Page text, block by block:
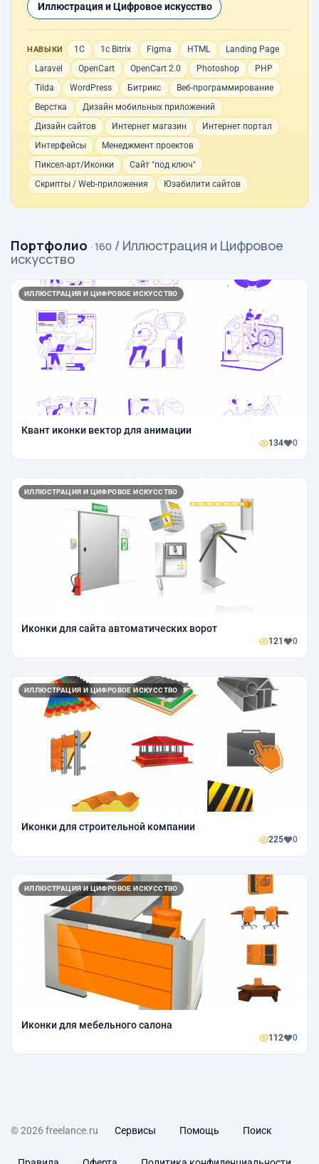
Иллюстрация и Цифровое искусство
НАВЫКИ 1С 1с Bitrix Figma HTML
Landing Page
Laravel
OpenCart OpenCart 2.0 Photoshop
PHP
Tilda
WordPress Битрикс
Веб-программирование
Верстка
Дизайн мобильных приложений
Дизайн сайтов
Интернет магазин
Интернет портал
Интерфейсы
Менеджмент проектов
Пиксел-арт/Иконки
Сайт "под ключ"
Скрипты / Web-приложения
Юзабилити сайтов
Портфолио · 160 / Иллюстрация и Цифровое
искусство
ИЛЛЮСТРАЦИЯ И ЦИФРОВОЕ ИСКУССТВО
Квант иконки вектор для анимации
134 0
ИЛЛЮСТРАЦИЯ И ЦИФРОВОЕ ИСКУССТВО
Иконки для сайта автоматических ворот
121 0
ИЛЛЮСТРАЦИЯ И ЦИФРОВОЕ ИСКУССТВО
Иконки для строительной компании
225 0
ИЛЛЮСТРАЦИЯ И ЦИФРОВОЕ ИСКУССТВО
Иконки для мебельного салона
112 0
© 2026 freelance.ru Сервисы Помощь Поиск